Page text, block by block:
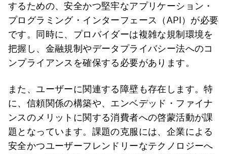
するための、安全かつ堅牢なアプリケーション・
プログラミング・インターフェース（API）が必要
です。同時に、プロバイダーは複雑な規制環境を
把握し、金融規制やデータプライバシー法へのコ
ンプライアンスを確保する必要があります。
また、ユーザーに関連する障壁も存在します。特
に、信頼関係の構築や、エンベデッド・ファイナ
ンスのメリットに関する消費者への啓蒙活動が課
題となっています。課題の克服には、企業による
安全かつユーザーフレンドリーなテクノロジーへ